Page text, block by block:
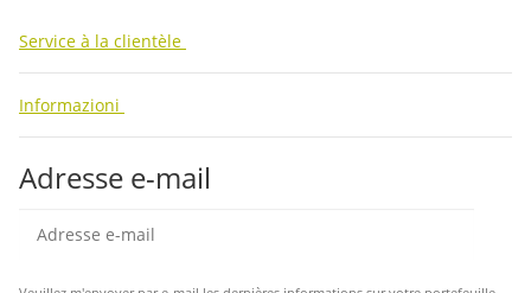
Service à la clientèle
Informazioni
Adresse e-mail